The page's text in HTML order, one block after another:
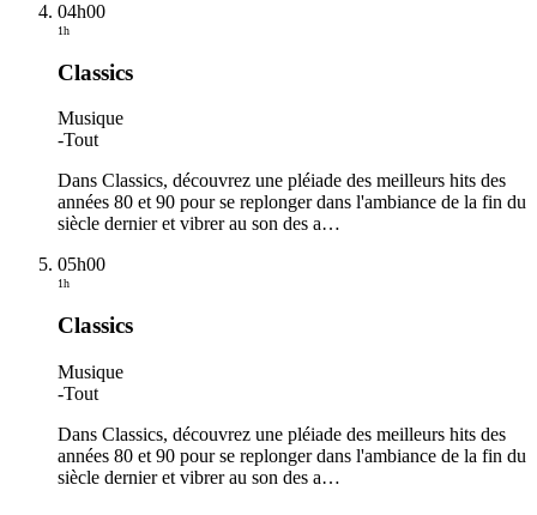
04h00
1h
Classics
Musique
-Tout
Dans Classics, découvrez une pléiade des meilleurs hits des
années 80 et 90 pour se replonger dans l'ambiance de la fin du
siècle dernier et vibrer au son des a…
05h00
1h
Classics
Musique
-Tout
Dans Classics, découvrez une pléiade des meilleurs hits des
années 80 et 90 pour se replonger dans l'ambiance de la fin du
siècle dernier et vibrer au son des a…